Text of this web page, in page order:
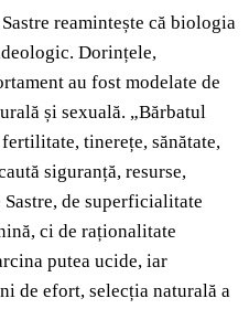
reamintește că biologia
Dorințele,
au fost modelate de
și sexuală. „Bărbatul
tinerețe, sănătate,
siguranță, resurse,
de superficialitate
ci de raționalitate
putea ucide, iar
de efort, selecția naturală a